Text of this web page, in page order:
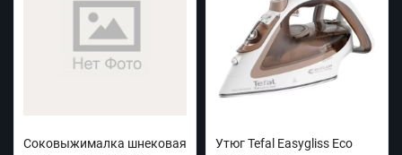
Соковыжималка шнековая
Утюг Tefal Easygliss Eco